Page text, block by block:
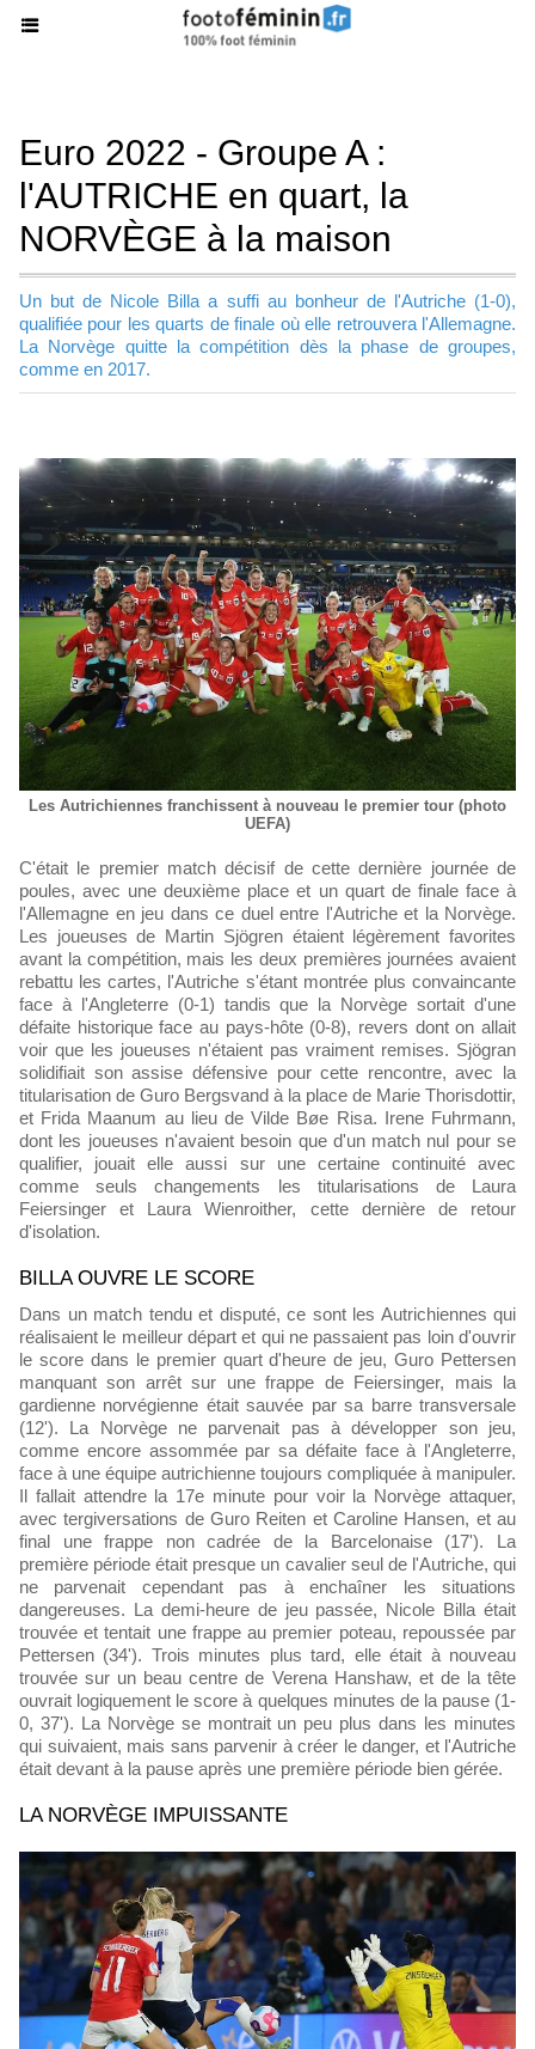
Euro 2022 - Groupe A :
l'AUTRICHE en quart, la
NORVÈGE à la maison
Un but de Nicole Billa a suffi au bonheur de l'Autriche (1-0),
qualifiée pour les quarts de finale où elle retrouvera l'Allemagne.
La Norvège quitte la compétition dès la phase de groupes,
comme en 2017.
Les Autrichiennes franchissent à nouveau le premier tour (photo
UEFA)
C'était le premier match décisif de cette dernière journée de
poules, avec une deuxième place et un quart de finale face à
l'Allemagne en jeu dans ce duel entre l'Autriche et la Norvège.
Les joueuses de Martin Sjögren étaient légèrement favorites
avant la compétition, mais les deux premières journées avaient
rebattu les cartes, l'Autriche s'étant montrée plus convaincante
face à l'Angleterre (0-1) tandis que la Norvège sortait d'une
défaite historique face au pays-hôte (0-8), revers dont on allait
voir que les joueuses n'étaient pas vraiment remises. Sjögran
solidifiait son assise défensive pour cette rencontre, avec la
titularisation de Guro Bergsvand à la place de Marie Thorisdottir,
et Frida Maanum au lieu de Vilde Bøe Risa. Irene Fuhrmann,
dont les joueuses n'avaient besoin que d'un match nul pour se
qualifier, jouait elle aussi sur une certaine continuité avec
comme seuls changements les titularisations de Laura
Feiersinger et Laura Wienroither, cette dernière de retour
d'isolation.
BILLA OUVRE LE SCORE
Dans un match tendu et disputé, ce sont les Autrichiennes qui
réalisaient le meilleur départ et qui ne passaient pas loin d'ouvrir
le score dans le premier quart d'heure de jeu, Guro Pettersen
manquant son arrêt sur une frappe de Feiersinger, mais la
gardienne norvégienne était sauvée par sa barre transversale
(12'). La Norvège ne parvenait pas à développer son jeu,
comme encore assommée par sa défaite face à l'Angleterre,
face à une équipe autrichienne toujours compliquée à manipuler.
Il fallait attendre la 17e minute pour voir la Norvège attaquer,
avec tergiversations de Guro Reiten et Caroline Hansen, et au
final une frappe non cadrée de la Barcelonaise (17'). La
première période était presque un cavalier seul de l'Autriche, qui
ne parvenait cependant pas à enchaîner les situations
dangereuses. La demi-heure de jeu passée, Nicole Billa était
trouvée et tentait une frappe au premier poteau, repoussée par
Pettersen (34'). Trois minutes plus tard, elle était à nouveau
trouvée sur un beau centre de Verena Hanshaw, et de la tête
ouvrait logiquement le score à quelques minutes de la pause (1-
0, 37'). La Norvège se montrait un peu plus dans les minutes
qui suivaient, mais sans parvenir à créer le danger, et l'Autriche
était devant à la pause après une première période bien gérée.
LA NORVÈGE IMPUISSANTE